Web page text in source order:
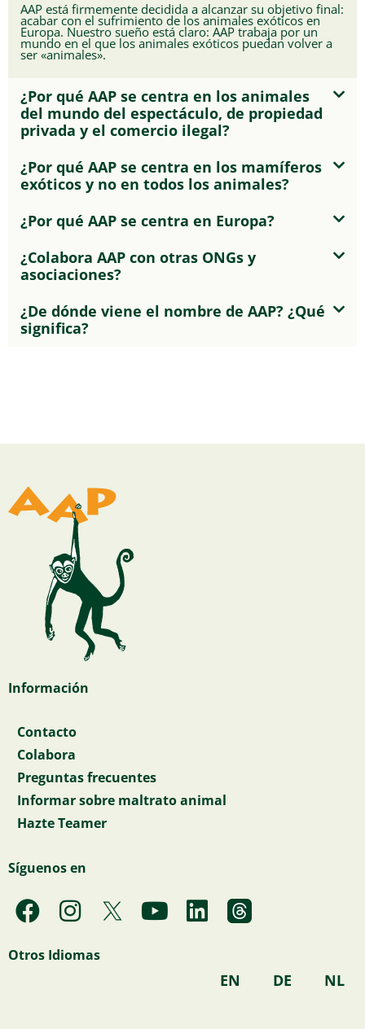
AAP está firmemente decidida a alcanzar su objetivo final:
acabar con el sufrimiento de los animales exóticos en
Europa. Nuestro sueño está claro: AAP trabaja por un
mundo en el que los animales exóticos puedan volver a
ser «animales».
¿Por qué AAP se centra en los animales
del mundo del espectáculo, de propiedad
privada y el comercio ilegal?
¿Por qué AAP se centra en los mamíferos
exóticos y no en todos los animales?
¿Por qué AAP se centra en Europa?
¿Colabora AAP con otras ONGs y
asociaciones?
¿De dónde viene el nombre de AAP? ¿Qué
significa?
Información
Contacto
Colabora
Preguntas frecuentes
Informar sobre maltrato animal
Hazte Teamer
Síguenos en
F
a
c
I
n
s
Y
o
L
i
Otros Idiomas
EN DE NL